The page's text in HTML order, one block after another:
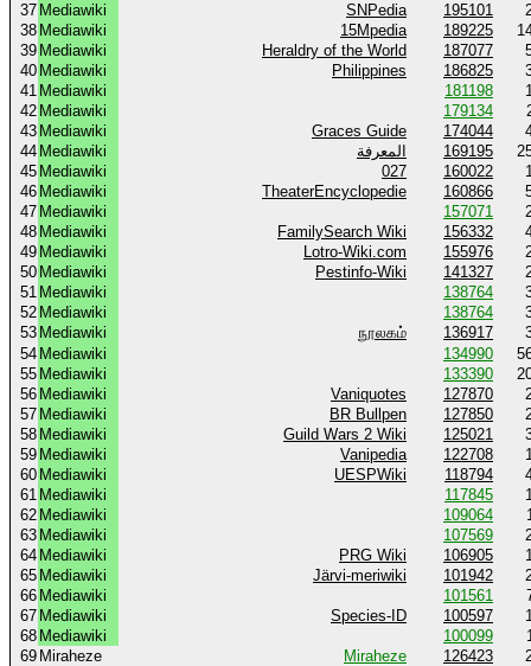
37 Mediawiki SNPedia 195101
38 Mediawiki 15Mpedia 189225
39 Mediawiki Heraldry of the World 187077
40 Mediawiki Philippines 186825
41 Mediawiki 181198
42 Mediawiki 179134
43 Mediawiki Graces Guide 174044
44 Mediawiki المعرفة 169195
45 Mediawiki 027 160022
46 Mediawiki TheaterEncyclopedie 160866
47 Mediawiki 157071
48 Mediawiki FamilySearch Wiki 156332
49 Mediawiki Lotro-Wiki.com 155976
50 Mediawiki Pestinfo-Wiki 141327
51 Mediawiki 138764
52 Mediawiki 138764
53 Mediawiki நூலகம் 136917
54 Mediawiki 134990
55 Mediawiki 133390
56 Mediawiki Vaniquotes 127870
57 Mediawiki BR Bullpen 127850
58 Mediawiki Guild Wars 2 Wiki 125021
59 Mediawiki Vanipedia 122708
60 Mediawiki UESPWiki 118794
61 Mediawiki 117845
62 Mediawiki 109064
63 Mediawiki 107569
64 Mediawiki PRG Wiki 106905
65 Mediawiki Järvi-meriwiki 101942
66 Mediawiki 101561
67 Mediawiki Species-ID 100597
68 Mediawiki 100099
69 Miraheze Miraheze 126423